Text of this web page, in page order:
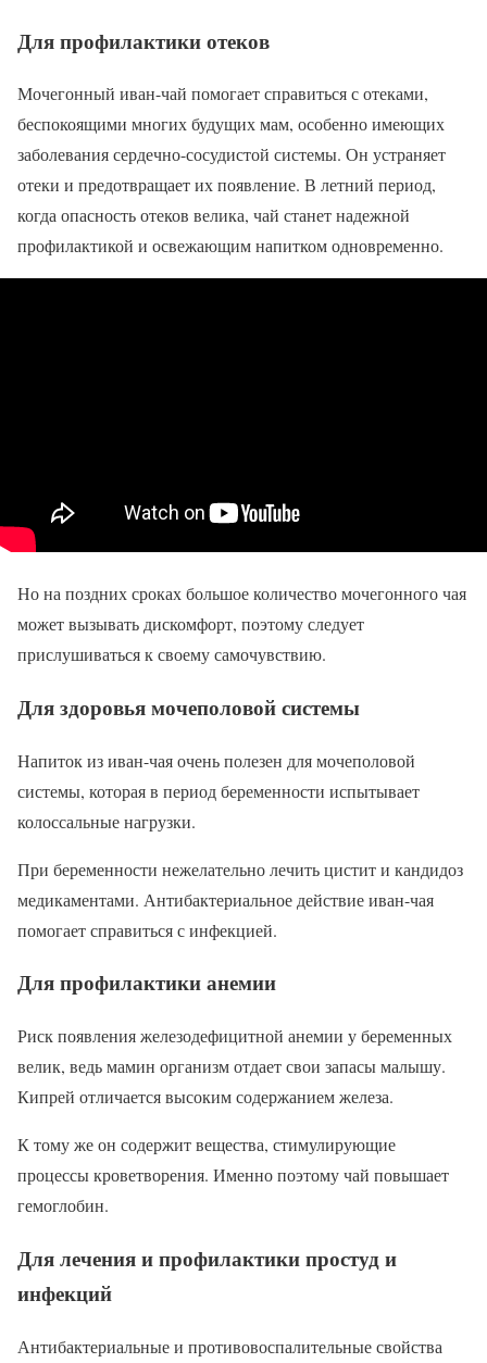
Для профилактики отеков
Мочегонный иван-чай помогает справиться с отеками,
беспокоящими многих будущих мам, особенно имеющих
заболевания сердечно-сосудистой системы. Он устраняет
отеки и предотвращает их появление. В летний период,
когда опасность отеков велика, чай станет надежной
профилактикой и освежающим напитком одновременно.
Но на поздних сроках большое количество мочегонного чая
может вызывать дискомфорт, поэтому следует
прислушиваться к своему самочувствию.
Для здоровья мочеполовой системы
Напиток из иван-чая очень полезен для мочеполовой
системы, которая в период беременности испытывает
колоссальные нагрузки.
При беременности нежелательно лечить цистит и кандидоз
медикаментами. Антибактериальное действие иван-чая
помогает справиться с инфекцией.
Для профилактики анемии
Риск появления железодефицитной анемии у беременных
велик, ведь мамин организм отдает свои запасы малышу.
Кипрей отличается высоким содержанием железа.
К тому же он содержит вещества, стимулирующие
процессы кроветворения. Именно поэтому чай повышает
гемоглобин.
Для лечения и профилактики простуд и
инфекций
Антибактериальные и противовоспалительные свойства